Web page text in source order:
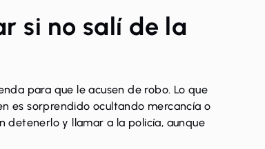
si no salí de la
para que le acusen de robo. Lo que
es sorprendido ocultando mercancía o
detenerlo y llamar a la policía, aunque